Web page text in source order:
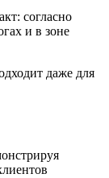
согласно
и в зоне
даже для